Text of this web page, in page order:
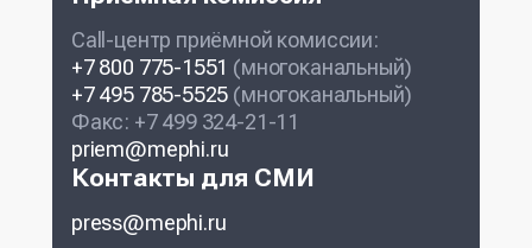
Call-центр приёмной комиссии:
+7 800 775-1551 (многоканальный)
+7 495 785-5525 (многоканальный)
Факс: +7 499 324-21-11
priem@mephi.ru
Контакты для СМИ
press@mephi.ru